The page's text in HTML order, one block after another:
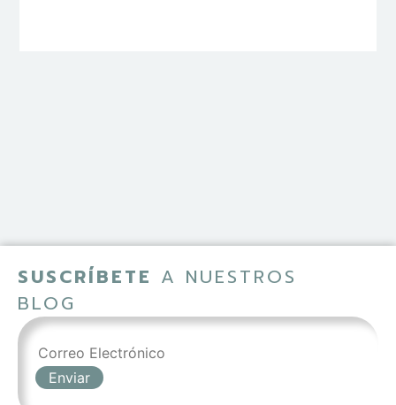
SUSCRÍBETE A NUESTROS
BLOG